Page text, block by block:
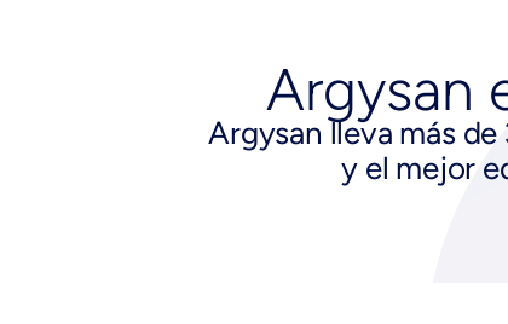
Argysan
Argysan lleva más de
y el mejor